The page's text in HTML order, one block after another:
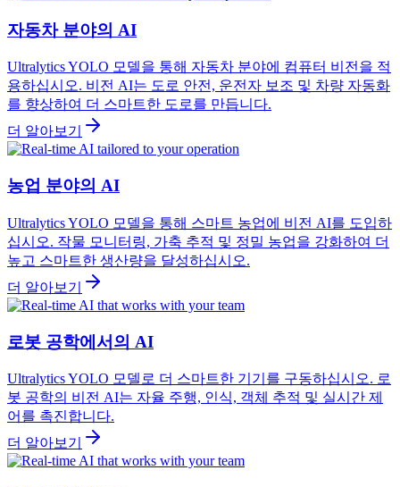
자동차 분야의 AI
Ultralytics YOLO 모델을 통해 자동차 분야에 컴퓨터 비전을 적
용하십시오. 비전 AI는 도로 안전, 운전자 보조 및 차량 자동화
를 향상하여 더 스마트한 도로를 만듭니다.
더 알아보기
농업 분야의 AI
Ultralytics YOLO 모델을 통해 스마트 농업에 비전 AI를 도입하
십시오. 작물 모니터링, 가축 추적 및 정밀 농업을 강화하여 더
높고 스마트한 생산량을 달성하십시오.
더 알아보기
로봇 공학에서의 AI
Ultralytics YOLO 모델로 더 스마트한 기기를 구동하십시오. 로
봇 공학의 비전 AI는 자율 주행, 인식, 객체 추적 및 실시간 제
어를 촉진합니다.
더 알아보기